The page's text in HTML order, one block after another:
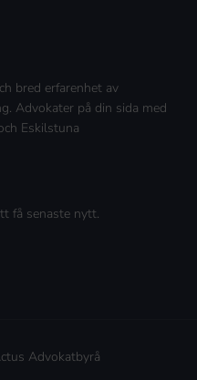
bred erfarenhet av
Advokater på din sida med
Eskilstuna
få senaste nytt.
Advokatbyrå